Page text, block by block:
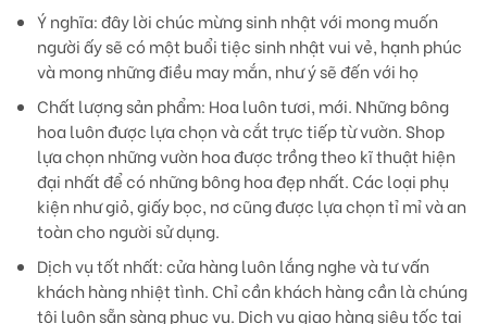
Ý nghĩa:đây lời chúc mừng sinh nhật với mong muốn
người ấy sẽ có một buổi tiệc sinh nhật vui vẻ, hạnh phúc
và mong những điều may mắn, như ý sẽ đến với họ
Chất lượng sản phẩm: Hoa luôn tươi, mới. Những bông
hoa luôn được lựa chọn và cắt trực tiếp từ vườn. Shop
lựa chọn những vườn hoa được trồng theo kĩ thuật hiện
đại nhất để có những bông hoa đẹp nhất. Các loại phụ
kiện như giỏ, giấy bọc, nơ cũng được lựa chọn tỉ mỉ và an
toàn cho người sử dụng.
Dịch vụ tốt nhất:cửa hàng luôn lắng nghe và tư vấn
khách hàng nhiệt tình. Chỉ cần khách hàng cần là chúng
tôi luôn sẵn sàng phục vụ. Dịch vụ giao hàng siêu tốc tại